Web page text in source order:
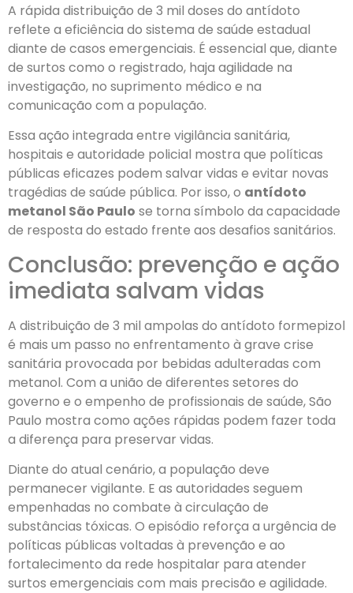
A rápida distribuição de 3 mil doses do antídoto
reflete a eficiência do sistema de saúde estadual
diante de casos emergenciais. É essencial que, diante
de surtos como o registrado, haja agilidade na
investigação, no suprimento médico e na
comunicação com a população.
Essa ação integrada entre vigilância sanitária,
hospitais e autoridade policial mostra que políticas
públicas eficazes podem salvar vidas e evitar novas
tragédias de saúde pública. Por isso, o antídoto
metanol São Paulo se torna símbolo da capacidade
de resposta do estado frente aos desafios sanitários.
Conclusão: prevenção e ação
imediata salvam vidas
A distribuição de 3 mil ampolas do antídoto formepizol
é mais um passo no enfrentamento à grave crise
sanitária provocada por bebidas adulteradas com
metanol. Com a união de diferentes setores do
governo e o empenho de profissionais de saúde, São
Paulo mostra como ações rápidas podem fazer toda
a diferença para preservar vidas.
Diante do atual cenário, a população deve
permanecer vigilante. E as autoridades seguem
empenhadas no combate à circulação de
substâncias tóxicas. O episódio reforça a urgência de
políticas públicas voltadas à prevenção e ao
fortalecimento da rede hospitalar para atender
surtos emergenciais com mais precisão e agilidade.